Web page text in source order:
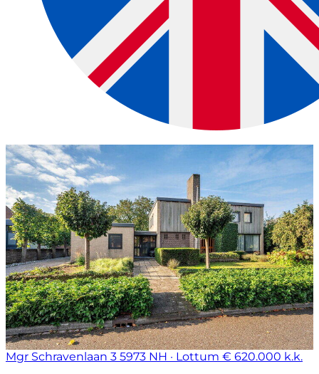
Mgr Schravenlaan 3 5973 NH · Lottum € 620.000 k.k.